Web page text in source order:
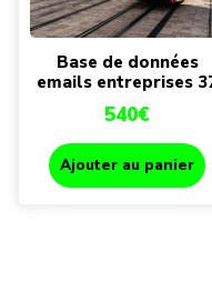
Base de données
emails entreprises
540€
Ajouter au panier